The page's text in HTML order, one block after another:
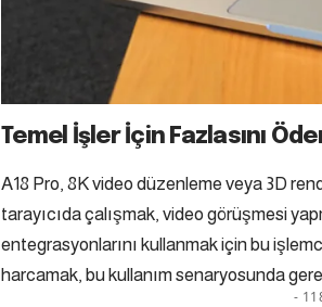
Temel İşler İçin Fazlasını
A18 Pro, 8K video düzenleme veya 3D
tarayıcıda çalışmak, video görüşmesi
entegrasyonlarını kullanmak için bu
harcamak, bu kullanım senaryosunda
-